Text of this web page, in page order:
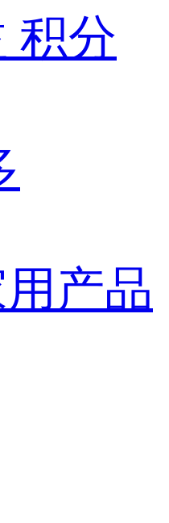
积分
产品